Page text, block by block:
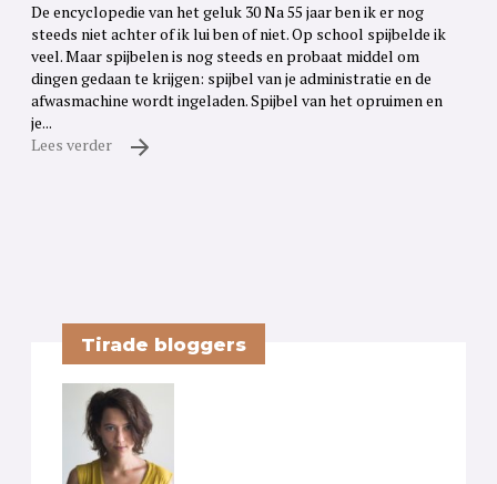
De encyclopedie van het geluk 30 Na 55 jaar ben ik er nog
steeds niet achter of ik lui ben of niet. Op school spijbelde ik
veel. Maar spijbelen is nog steeds en probaat middel om
dingen gedaan te krijgen: spijbel van je administratie en de
afwasmachine wordt ingeladen. Spijbel van het opruimen en
je...
Lees verder
Tirade bloggers